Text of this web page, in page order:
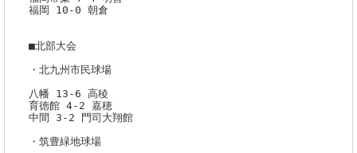
福岡 10-0 朝倉
■北部大会
・北九州市民球場
八幡 13-6 高稜
育徳館 4-2 嘉穂
中間 3-2 門司大翔館
・筑豊緑地球場